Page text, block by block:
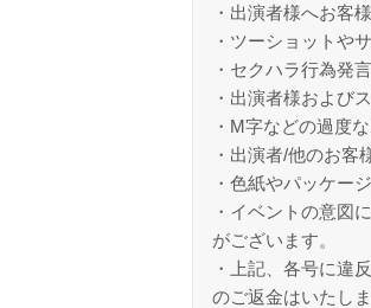
・出演者様へお客
・ツーショットや
・セクハラ行為発
・出演者様および
・M字などの過度
・出演者/他のお客
・色紙やパッケー
・イベントの意図
がございます。
・上記、各号に違
のご返金はいたしま